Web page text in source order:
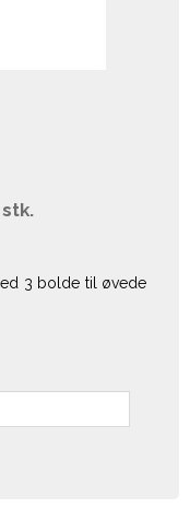
3 bolde til øvede